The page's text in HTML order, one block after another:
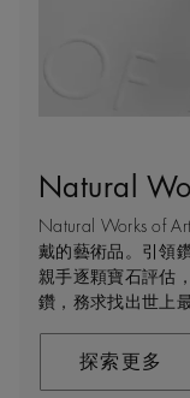
Natural
Natural Works of
戴的藝術品。引領
親手逐顆寶石評估
鑽，務求找出世上
探索更多
鑽石珠寶
De Beers 作為鑽石
階段 —— 從鑽石原
—— 均擁有舉足輕
的珍稀寶藏所潛藏
致瑰寶的旅程，對
建設永恒
我們每天都能親眼
製作過程中的所有
我們致力確保每顆
來長久的正面影響
探索更多
客戶服務
不論您身處家中或
為您提供度身訂造
物體驗，即可透過
聯絡我們